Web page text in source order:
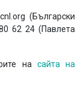
(Български
62 24 (Павлета
на сайта на